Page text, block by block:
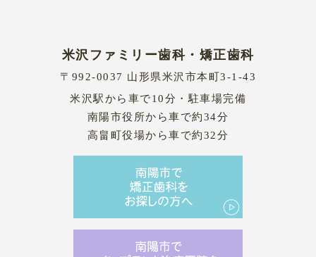
米沢ファミリー歯科・矯正歯科
〒992-0037 山形県米沢市本町3-1-43
米沢駅から車で10分・駐車場完備
南陽市役所から車で約34分
高畠町役場から車で約32分